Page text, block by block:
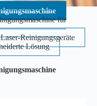
für
Reinigungsgeräte
Lösung